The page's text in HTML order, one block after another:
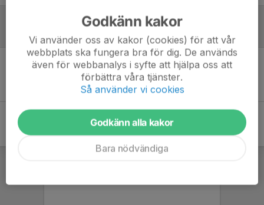
Referat
Inget referat skrivet
Godkänn kakor
Vi använder oss av kakor (cookies) för att vår
webbplats ska fungera bra för dig. De används
även för webbanalys i syfte att hjälpa oss att
förbättra våra tjänster.
Så använder vi cookies
Godkänn alla kakor
Bara nödvändiga